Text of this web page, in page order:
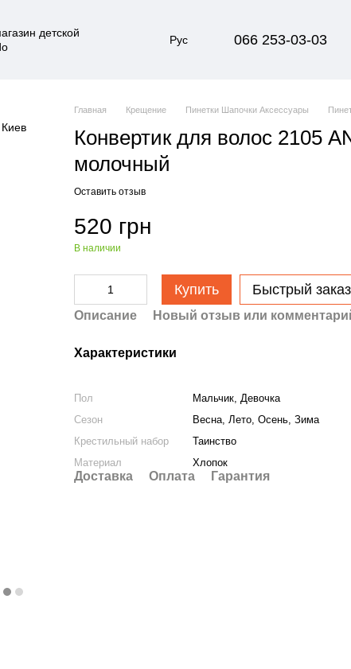
Рус 066 253-03-03
Главная Крещение Пинетки Шапочки Аксессуары
Конвертик для волос 2105
молочный
Оставить отзыв
520 грн
В наличии
Купить Быстрый заказ
Описание Новый отзыв или
Характеристики
Пол
Мальчик, Девочка
Сезон
Весна, Лето, Осень, Зима
Крестильный набор
Таинство
Материал
Хлопок
Доставка Оплата Гарантия